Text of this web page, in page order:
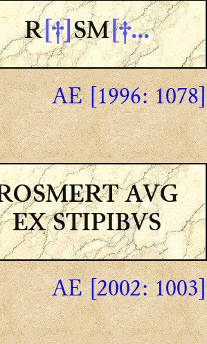
R[†]SM[†...
AE [1996: 1078]
AVG
EX STIPIBVS
AE [2002: 1003]